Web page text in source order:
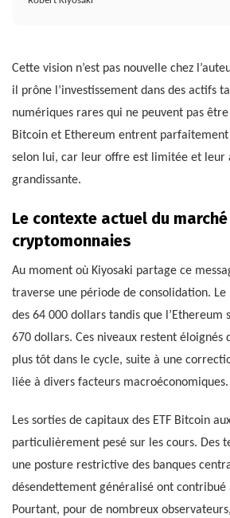
Cette vision n’est pas nouvelle chez
il prône l’investissement dans des actifs
numériques rares qui ne peuvent pas
Bitcoin et Ethereum entrent
selon lui, car leur offre est limitée et leur
grandissante.
Le contexte actuel du
cryptomonnaies
Au moment où Kiyosaki partage ce
traverse une période de consolidation.
des 64 000 dollars tandis que l’Ethereum
670 dollars. Ces niveaux restent éloignés
plus tôt dans le cycle, suite à une
liée à divers facteurs macroéconomiques.
Les sorties de capitaux des ETF Bitcoin
particulièrement pesé sur les cours. Des
une posture restrictive des banques
désendettement généralisé ont
Pourtant, pour de nombreux